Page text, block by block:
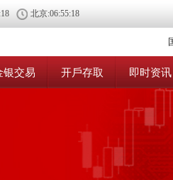
北京:06:55:18
银交易 开戶存取 即时资讯